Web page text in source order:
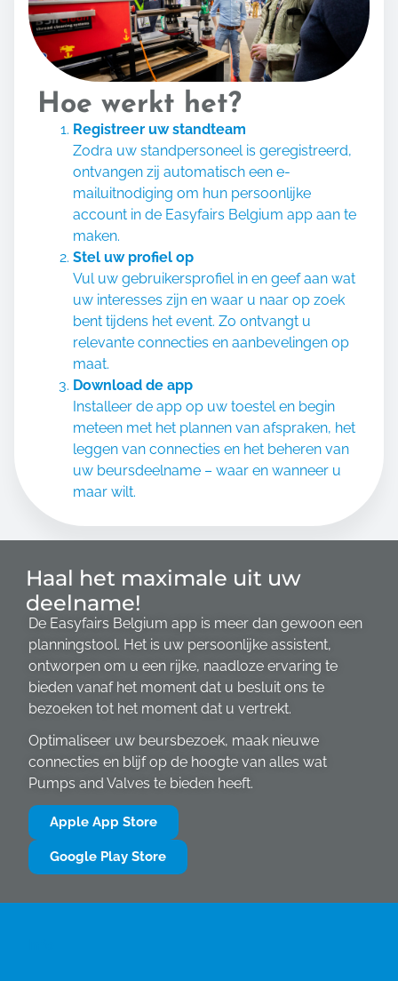
Hoe werkt het?
Registreer uw standteam
Zodra uw standpersoneel is geregistreerd,
ontvangen zij automatisch een e-
mailuitnodiging om hun persoonlijke
account in de Easyfairs Belgium app aan te
maken.
Stel uw profiel op
Vul uw gebruikersprofiel in en geef aan wat
uw interesses zijn en waar u naar op zoek
bent tijdens het event. Zo ontvangt u
relevante connecties en aanbevelingen op
maat.
Download de app
Installeer de app op uw toestel en begin
meteen met het plannen van afspraken, het
leggen van connecties en het beheren van
uw beursdeelname – waar en wanneer u
maar wilt.
Haal het maximale uit uw
deelname!
De Easyfairs Belgium app is meer dan gewoon een
planningstool. Het is uw persoonlijke assistent,
ontworpen om u een rijke, naadloze ervaring te
bieden vanaf het moment dat u besluit ons te
bezoeken tot het moment dat u vertrekt.
Optimaliseer uw beursbezoek, maak nieuwe
connecties en blijf op de hoogte van alles wat
Pumps and Valves te bieden heeft.
Apple App Store
Google Play Store